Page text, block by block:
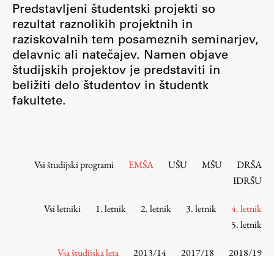
Fakulteta
O fakulteti
Osebje
Organiziranost
Mednarodno sodelovanje
Tržna dejavnost
Predstavljeni študentski projekti so
rezultat raznolikih projektnih in
raziskovalnih tem posameznih seminarjev,
delavnic ali natečajev. Namen objave
študijskih projektov je predstaviti in
beližiti delo študentov in študentk
fakultete.
Vsi študijski programi EMŠA UŠU MŠU
DRŠA
IDRŠU
Vsi letniki 1. letnik 2. letnik 3. letnik
4. letnik
5. letnik
Vsa študijska leta 2013/14 2017/18
2018/19